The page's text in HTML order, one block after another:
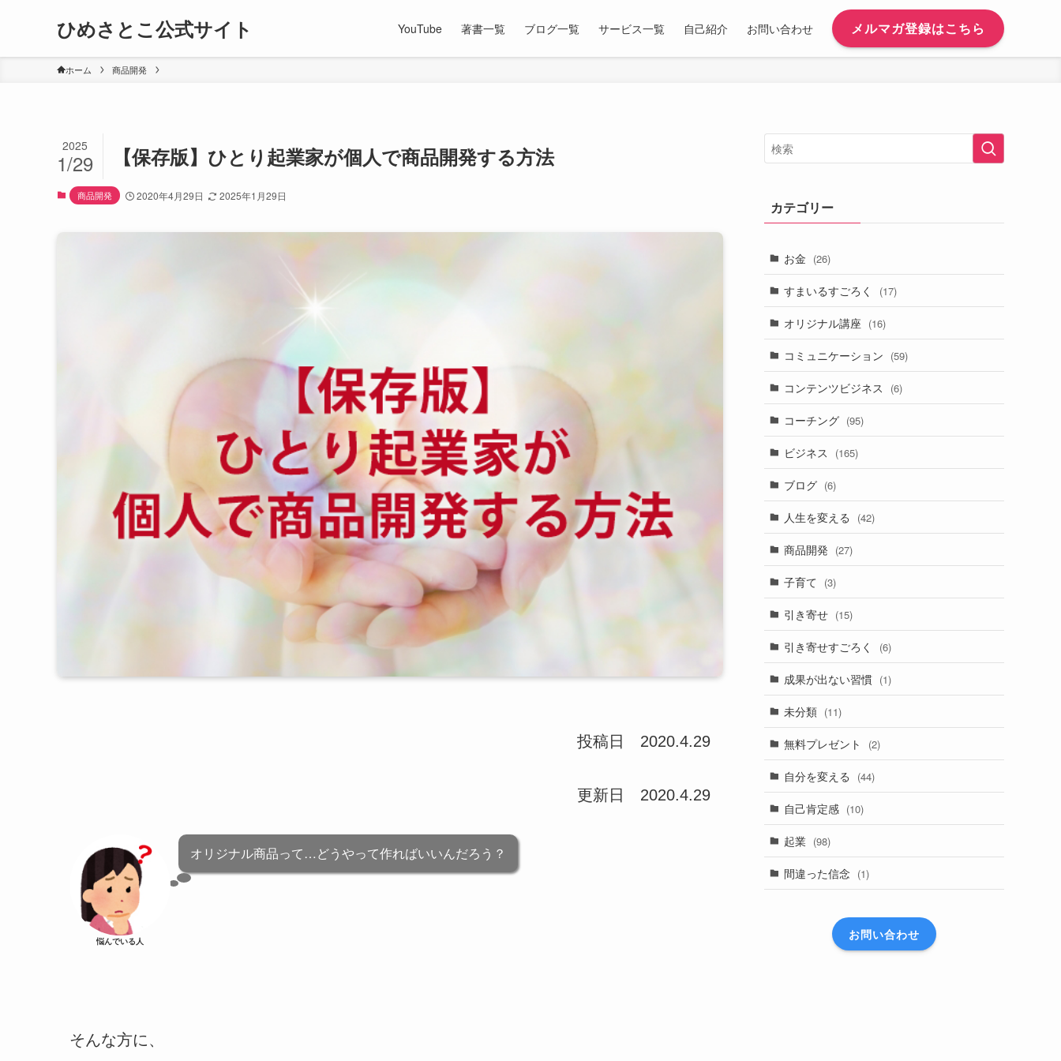
ひめさとこ公式サイト YouTube 著書一覧 ブログ一覧 サービス一覧 自己紹介 お問い合わせ メルマガ登録はこちら
ホーム 商品開発
【保存版】ひとり起業家が個人で商品開発する方法
2025
1/29
商品開発 2020年4月29日 2025年1月29日
投稿日 2020.4.29
更新日 2020.4.29
悩んでいる人
オリジナル商品って…どうやって作ればいいんだろう？
そんな方に、
カテゴリー
お金 (26)
すまいるすごろく (17)
オリジナル講座 (16)
コミュニケーション (59)
コンテンツビジネス (6)
コーチング (95)
ビジネス (165)
ブログ (6)
人生を変える (42)
商品開発 (27)
子育て (3)
引き寄せ (15)
引き寄せすごろく (6)
成果が出ない習慣 (1)
未分類 (11)
無料プレゼント (2)
自分を変える (44)
自己肯定感 (10)
起業 (98)
間違った信念 (1)
お問い合わせ